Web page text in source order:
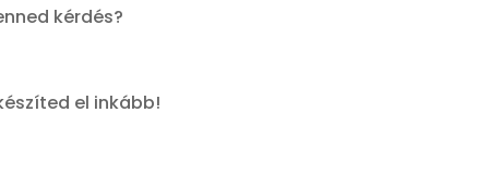
kérdés?
el inkább!